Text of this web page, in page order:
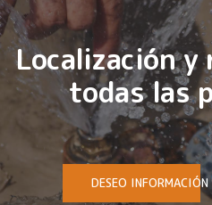
Localización y
todas las
DESEO